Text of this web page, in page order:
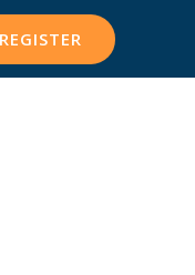
REGISTER